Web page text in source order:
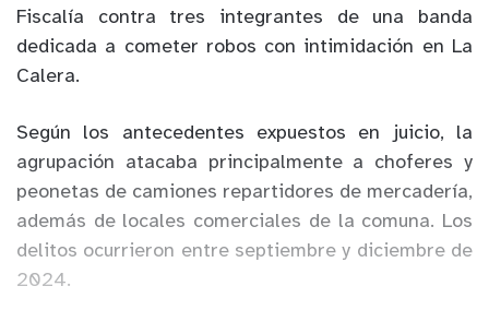
Fiscalía contra tres integrantes de una banda
dedicada a cometer robos con intimidación en La
Calera.
Según los antecedentes expuestos en juicio, la
agrupación atacaba principalmente a choferes y
peonetas de camiones repartidores de mercadería,
además de locales comerciales de la comuna. Los
delitos ocurrieron entre septiembre y diciembre de
2024.